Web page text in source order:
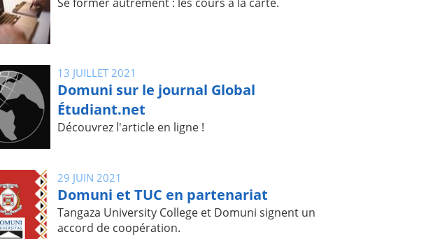
13 JUILLET 2021
Domuni sur le journal Global
Étudiant.net
Découvrez l'article en ligne !
29 JUIN 2021
Domuni et TUC en partenariat
Tangaza University College et Domuni signent un
accord de coopération.